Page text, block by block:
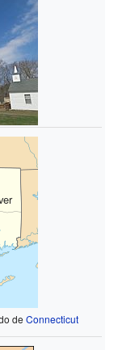
deConnecticut